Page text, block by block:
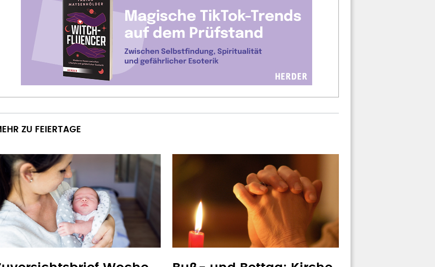
ZU FEIERTAGE